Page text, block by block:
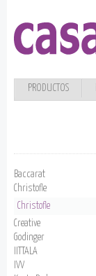
PRODUCTOS
Baccarat
Christofle
Christofle
Creative
Godinger
IITTALA
IVV